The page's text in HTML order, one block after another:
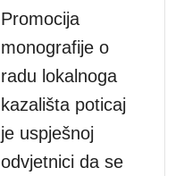
Promocija
monografije o
radu lokalnoga
kazališta poticaj
je uspješnoj
odvjetnici da se